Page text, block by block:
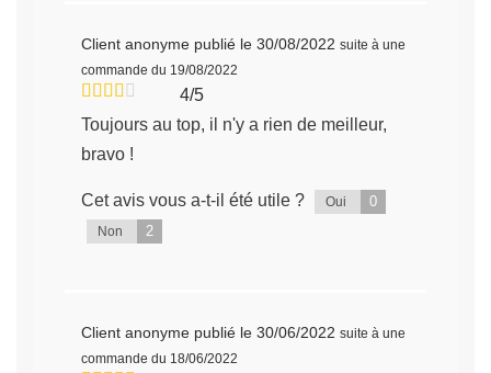
Client anonyme publié le 30/08/2022 suite à une
commande du 19/08/2022
4/5
Toujours au top, il n'y a rien de meilleur,
bravo !
Cet avis vous a-t-il été utile ? Oui 0
Non 2
Client anonyme publié le 30/06/2022 suite à une
commande du 18/06/2022